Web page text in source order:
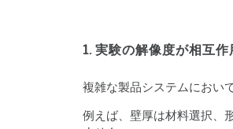
1. 実験の解像度が相互
複雑な製品システムにおい
例えば、壁厚は材料選択、